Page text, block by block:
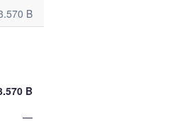
B
B
—